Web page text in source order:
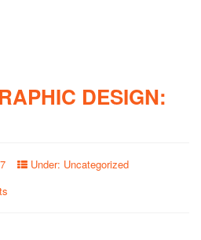
DESIGN:
Under: Uncategorized